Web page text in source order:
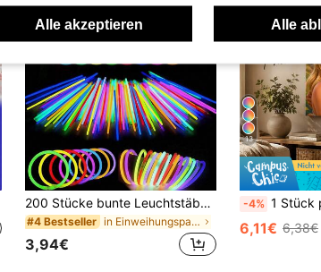
200 Stücke bunte Leuchtstäbe. Diese Leuchtstäbe haben eine extrem hohe Helligkeit und sind eine Art Beleuchtungsprodukt, das weiches, aber starkes Licht ausstrahlen und 8 bis 12 Stunden lang im Dunkeln leuchten kann. Sie sind eine ideale Wahl für Beleuchtung bei Hochzeitspartys, Weihnachtspartyzubehör und Neujahrsgeschenke.
#4 Bestseller in Einweihungsparty Glow Party Zubehör
3,94€
13
-4% 1 Stück personalisiertes Foto-Leinwandposter, individuelles 3D-Cartoon-Paarporträt,
6,11€ 6,38€
Alle akzeptieren Alle